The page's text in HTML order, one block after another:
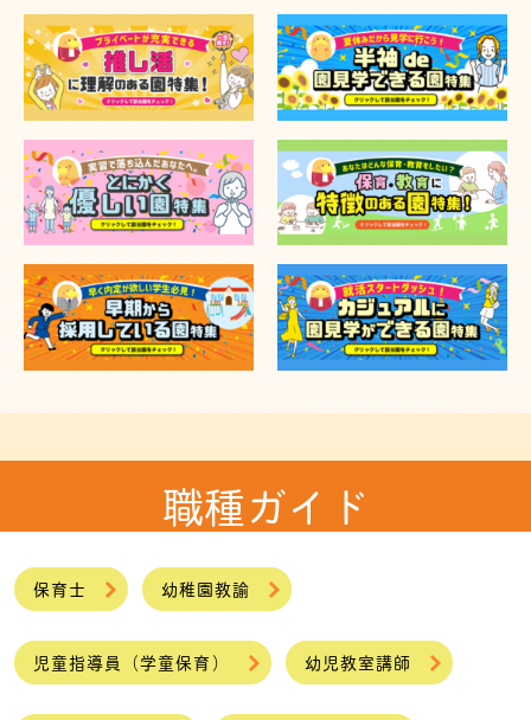
職種ガイド
保育士 幼稚園教諭
児童指導員（学童保育） 幼児教室講師